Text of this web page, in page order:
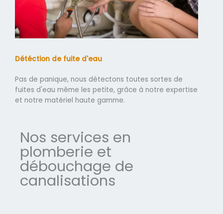
Détéction de fuite d'eau
Pas de panique, nous détectons toutes sortes de
fuites d'eau même les petite, grâce à notre expertise
et notre matériel haute gamme.
Nos services en
plomberie et
débouchage de
canalisations